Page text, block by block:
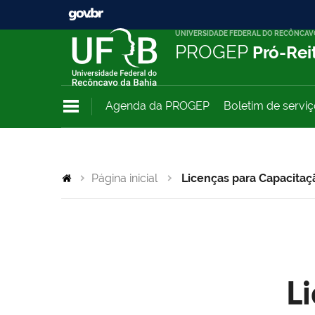
UNIVERSIDADE FEDERAL DO
PROGEP Pró-
Agenda da PROGEP Boletim de
Página inicial Licenças para